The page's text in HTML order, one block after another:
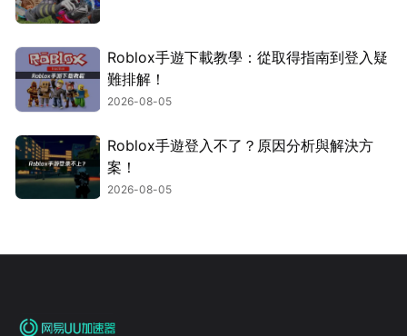
Roblox手遊下載教學：從取得指南到登入疑
難排解！
2026-08-05
Roblox手遊登入不了？原因分析與解決方
案！
2026-08-05